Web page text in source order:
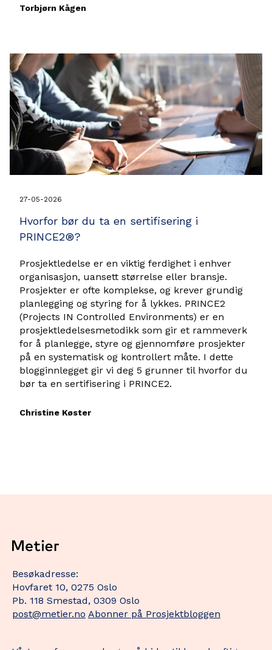
Torbjørn Kågen
27-05-2026
Hvorfor bør du ta en sertifisering i
PRINCE2®?
Prosjektledelse er en viktig ferdighet i enhver
organisasjon, uansett størrelse eller bransje.
Prosjekter er ofte komplekse, og krever grundig
planlegging og styring for å lykkes. PRINCE2
(Projects IN Controlled Environments) er en
prosjektledelsesmetodikk som gir et rammeverk
for å planlegge, styre og gjennomføre prosjekter
på en systematisk og kontrollert måte. I dette
blogginnlegget gir vi deg 5 grunner til hvorfor du
bør ta en sertifisering i PRINCE2.
Christine Køster
Besøkadresse:
Hovfaret 10, 0275 Oslo
Pb. 118 Smestad, 0309 Oslo
post@metier.no Abonner på Prosjektbloggen